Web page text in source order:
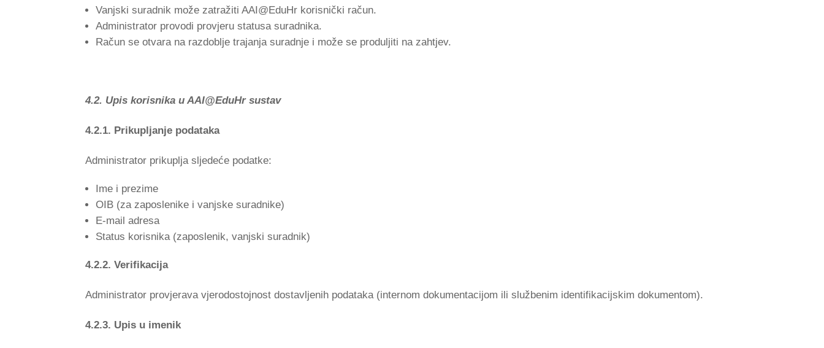
Vanjski suradnik može zatražiti AAI@EduHr korisnički račun.
Administrator provodi provjeru statusa suradnika.
Račun se otvara na razdoblje trajanja suradnje i može se produljiti na zahtjev.
4.2. Upis korisnika u AAI@EduHr sustav
4.2.1. Prikupljanje podataka
Administrator prikuplja sljedeće podatke:
Ime i prezime
OIB (za zaposlenike i vanjske suradnike)
E-mail adresa
Status korisnika (zaposlenik, vanjski suradnik)
4.2.2. Verifikacija
Administrator provjerava vjerodostojnost dostavljenih podataka (internom dokumentacijom ili službenim identifikacijskim dokumentom).
4.2.3. Upis u imenik